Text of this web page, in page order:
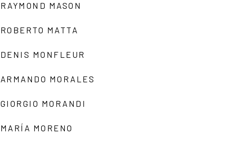
RAYMOND MASON
ROBERTO MATTA
DENIS MONFLEUR
ARMANDO MORALES
GIORGIO MORANDI
MARÍA MORENO